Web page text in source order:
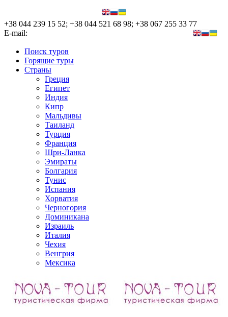
+38 044 239 15 52; +38 044 521 68 98; +38 067 255 33 77
E-mail:
Поиск туров
Горящие туры
Страны
Греция
Египет
Индия
Кипр
Мальдивы
Таиланд
Турция
Франция
Шри-Ланка
Эмираты
Болгария
Тунис
Испания
Хорватия
Черногория
Доминикана
Израиль
Италия
Чехия
Венгрия
Мексика